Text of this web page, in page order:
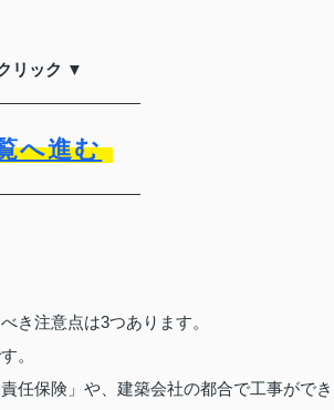
リック ▼
へ進む
き注意点は3つあります。
。
任保険」や、建築会社の都合で工事ができ